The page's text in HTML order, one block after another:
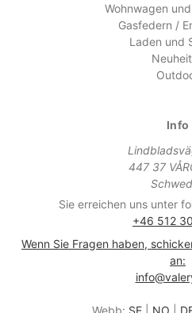
Wohnwagen
Gasfedern /
Laden und
Info
447 37
Sie erreichen uns unter
+46 512
Wenn Sie Fragen haben,
an:
Webb: SE NO